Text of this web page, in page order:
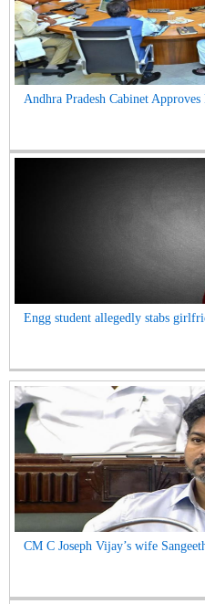
Andhra Pradesh Cabinet
Engg student allegedly stabs
CM C Joseph Vijay’s wife